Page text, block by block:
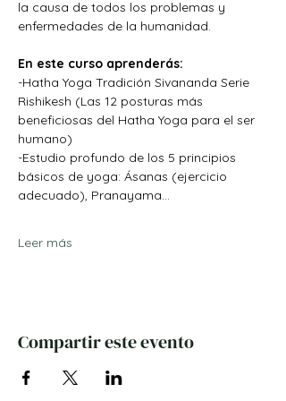
la causa de todos los problemas y
enfermedades de la humanidad.
En este curso aprenderás:
-Hatha Yoga Tradición Sivananda Serie
Rishikesh (Las 12 posturas más
beneficiosas del Hatha Yoga para el ser
humano)
-Estudio profundo de los 5 principios
básicos de yoga: Ásanas (ejercicio
adecuado), Pranayama…
Leer más
Compartir este evento